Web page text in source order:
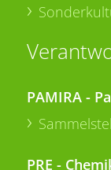
PAMIRA -
PRE -